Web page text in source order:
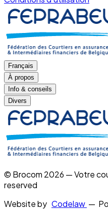
Français
À propos
Info & conseils
Divers
© Brocom 2026 — Votre
reserved
Website by Codelaw —